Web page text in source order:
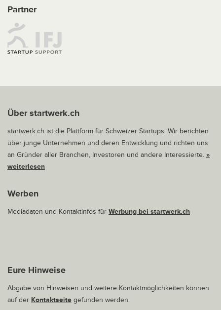
Partner
Über startwerk.ch
startwerk.ch ist die Plattform für Schweizer Startups. Wir berichten
über junge Unternehmen und deren Entwicklung und richten uns
an Gründer aller Branchen, Investoren und andere Interessierte. »
weiterlesen
Werben
Mediadaten und Kontaktinfos für Werbung bei startwerk.ch
Eure Hinweise
Abgabe von Hinweisen und weitere Kontaktmöglichkeiten können
auf der Kontaktseite gefunden werden.